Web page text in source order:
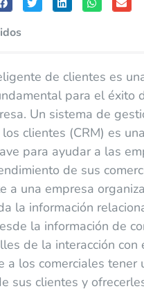
de clientes es
para el éxito
Un sistema de
clientes (CRM) es una
para ayudar a las
de sus
a una empresa
la información
la información de
de la interacción con
a los comerciales tener
sus clientes y